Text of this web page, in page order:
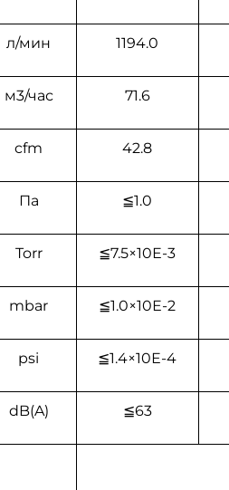
л/мин 1194.0
м3/час 71.6
cfm 42.8
Пa ≦1.0
Torr ≦7.5×10Е-3
mbar ≦1.0×10Е-2
psi ≦1.4×10Е-4
dB(A) ≦63